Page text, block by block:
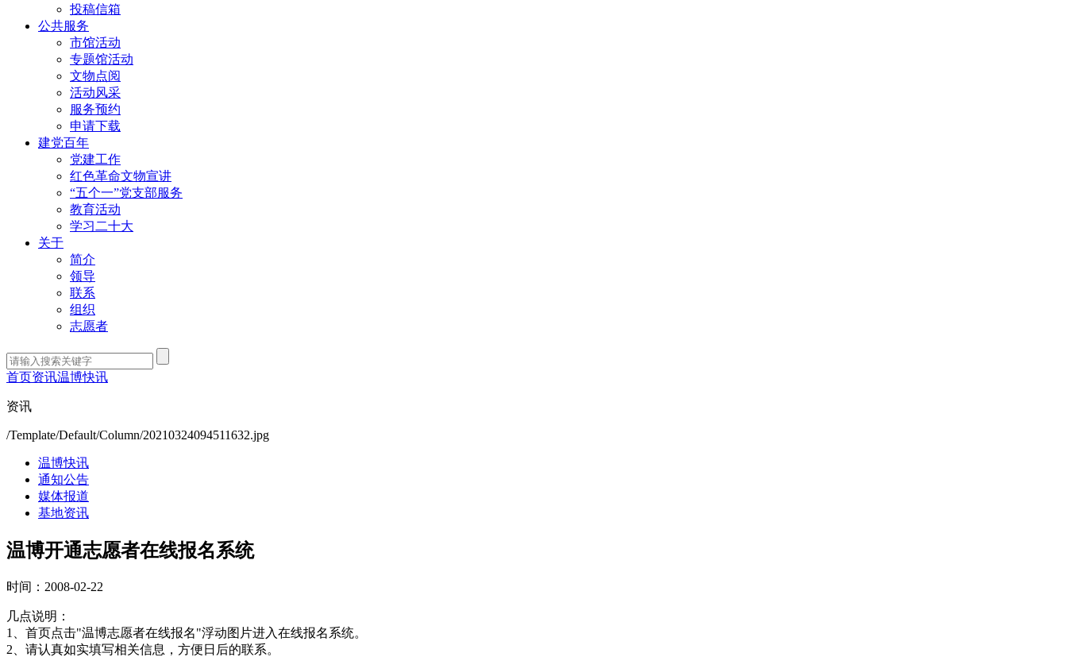
投稿信箱
公共服务
市馆活动
专题馆活动
文物点阅
活动风采
服务预约
申请下载
建党百年
党建工作
红色革命文物宣讲
“五个一”党支部服务
教育活动
学习二十大
关于
简介
领导
联系
组织
志愿者
首页资讯温博快讯
资讯
/Template/Default/Column/20210324094511632.jpg
温博快讯
通知公告
媒体报道
基地资讯
温博开通志愿者在线报名系统
时间：2008-02-22
几点说明：
1、首页点击"温博志愿者在线报名"浮动图片进入在线报名系统。
2、请认真如实填写相关信息，方便日后的联系。